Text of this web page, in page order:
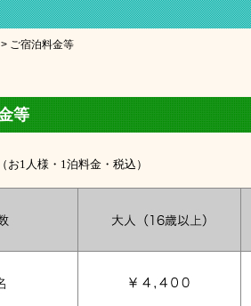
> ご宿泊料金等
等
（お1人様・1泊料金・税込）